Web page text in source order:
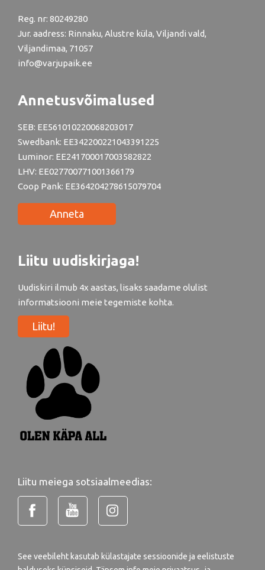
Reg. nr: 80249280
Jur. aadress: Rinnaku, Alustre küla, Viljandi vald,
Viljandimaa, 71057
info@varjupaik.ee
Annetusvõimalused
SEB: EE561010220068203017
Swedbank: EE342200221043391225
Luminor: EE241700017003582822
LHV: EE027700771001366179
Coop Pank: EE364204278615079704
Anneta
Liitu uudiskirjaga!
Uudiskiri ilmub 4x aastas, lisaks saadame olulist
informatsiooni meie tegemiste kohta.
Liitu!
Liitu meiega sotsiaalmeedias:
See veebileht kasutab külastajate sessioonide ja eelistuste